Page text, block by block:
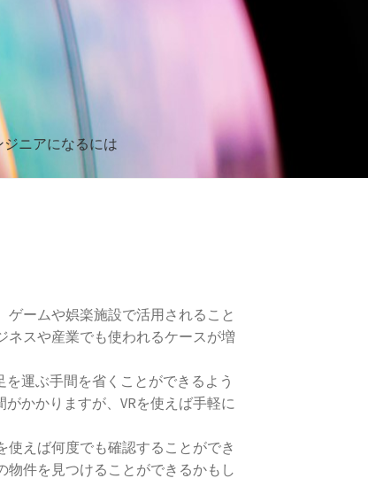
ジニアになるには
ゲームや娯楽施設で活用されること
ネスや産業でも使われるケースが増
運ぶ手間を省くことができるよう
かかりますが、VRを使えば手軽に
使えば何度でも確認することができ
物件を見つけることができるかもし